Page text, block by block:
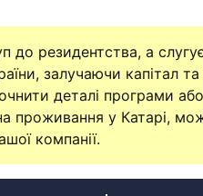
до резидентства, а
залучаючи капітал
деталі програми
проживання у Катарі,
компанії.